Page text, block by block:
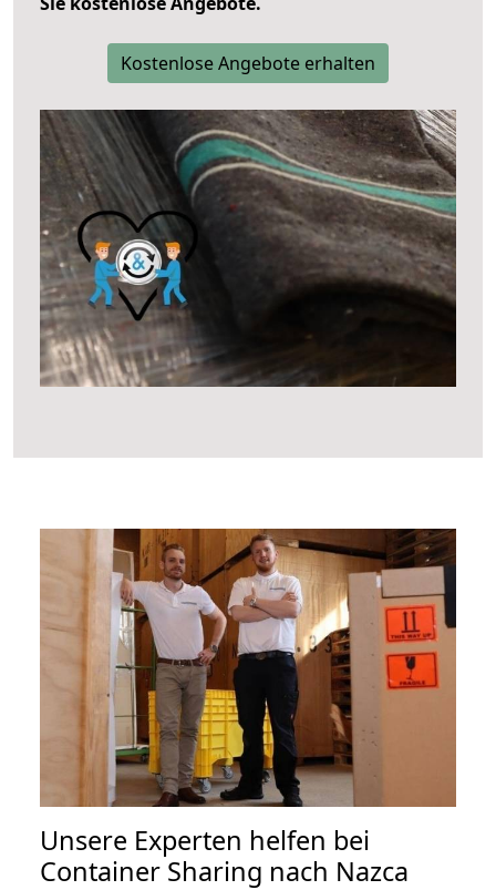
Kostenlose Angebote erhalten
Unsere Experten helfen bei
Container Sharing nach Nazca